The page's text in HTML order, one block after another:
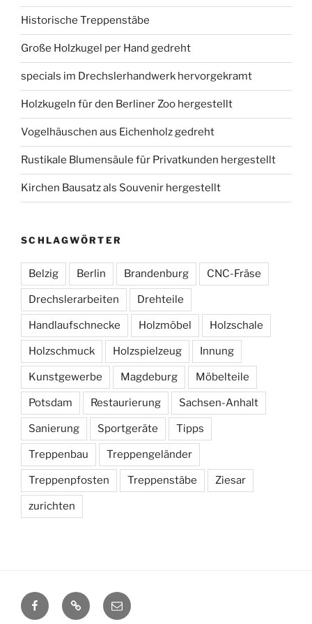
Historische Treppenstäbe
Große Holzkugel per Hand gedreht
specials im Drechslerhandwerk hervorgekramt
Holzkugeln für den Berliner Zoo hergestellt
Vogelhäuschen aus Eichenholz gedreht
Rustikale Blumensäule für Privatkunden hergestellt
Kirchen Bausatz als Souvenir hergestellt
SCHLAGWÖRTER
Belzig Berlin Brandenburg CNC-Fräse
Drechslerarbeiten Drehteile
Handlaufschnecke Holzmöbel Holzschale
Holzschmuck Holzspielzeug Innung
Kunstgewerbe Magdeburg Möbelteile
Potsdam Restaurierung Sachsen-Anhalt
Sanierung Sportgeräte Tipps
Treppenbau Treppengeländer
Treppenpfosten Treppenstäbe Ziesar
zurichten
facebookWordPress
mail